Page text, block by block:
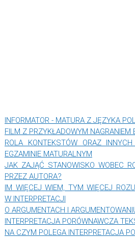
INFORMATOR - MATURA Z JĘZYKA
FILM Z PRZYKŁADOWYM NAGRANIEM
ROLA KONTEKSTÓW ORAZ
EGZAMINIE MATURALNYM
JAK ZAJĄĆ STANOWISKO WOBEC
PRZEZ AUTORA?
IM WIĘCEJ WIEM, TYM WIĘCEJ
W INTERPRETACJI
O ARGUMENTACH I
INTERPRETACJA PORÓWNAWCZA
NA CZYM POLEGA INTERPRETACJA